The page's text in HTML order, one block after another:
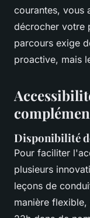
courantes, vous
décrocher votre
parcours exige
proactive, mais
Disponibilité
Pour faciliter
plusieurs
leçons de
manière